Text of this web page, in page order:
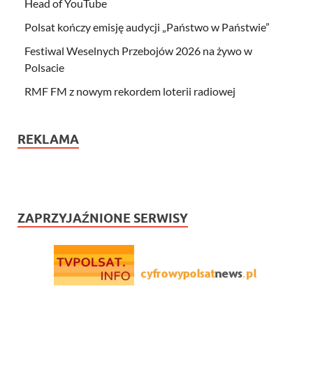
Head of YouTube
Polsat kończy emisję audycji „Państwo w Państwie”
Festiwal Weselnych Przebojów 2026 na żywo w
Polsacie
RMF FM z nowym rekordem loterii radiowej
REKLAMA
ZAPRZYJAŹNIONE SERWISY